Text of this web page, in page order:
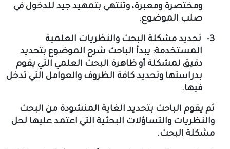
ومختصرة ومعبرة، وتنتهي بتمهيد جيد للدخول في
صلب الموضوع.
تحديد مشكلة البحث والنظريات العلمية
المستخدمة: يبدأ الباحث شرح الموضوع بتحديد
دقيق لمشكلة أو ظاهرة البحث العلمي التي يقوم
بدراستها وتحديد كافة الظروف والعوامل التي تدخل
فيها.
ثم يقوم الباحث بتحديد الغاية المنشودة من البحث
والنظريات والتساؤلات البحثية التي اعتمد عليها لحل
مشكلة البحث.